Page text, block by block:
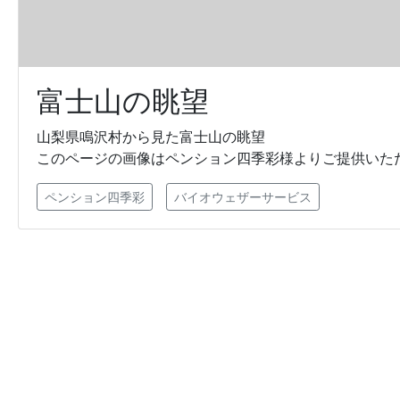
富士山の眺望
山梨県鳴沢村から見た富士山の眺望
このページの画像はペンション四季彩様よりご提供いた
ペンション四季彩 バイオウェザーサービス